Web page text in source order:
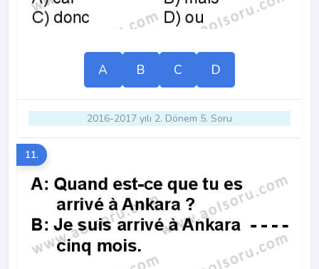
A B C D
2016-2017 yılı 2. Dönem 5. Soru
11.